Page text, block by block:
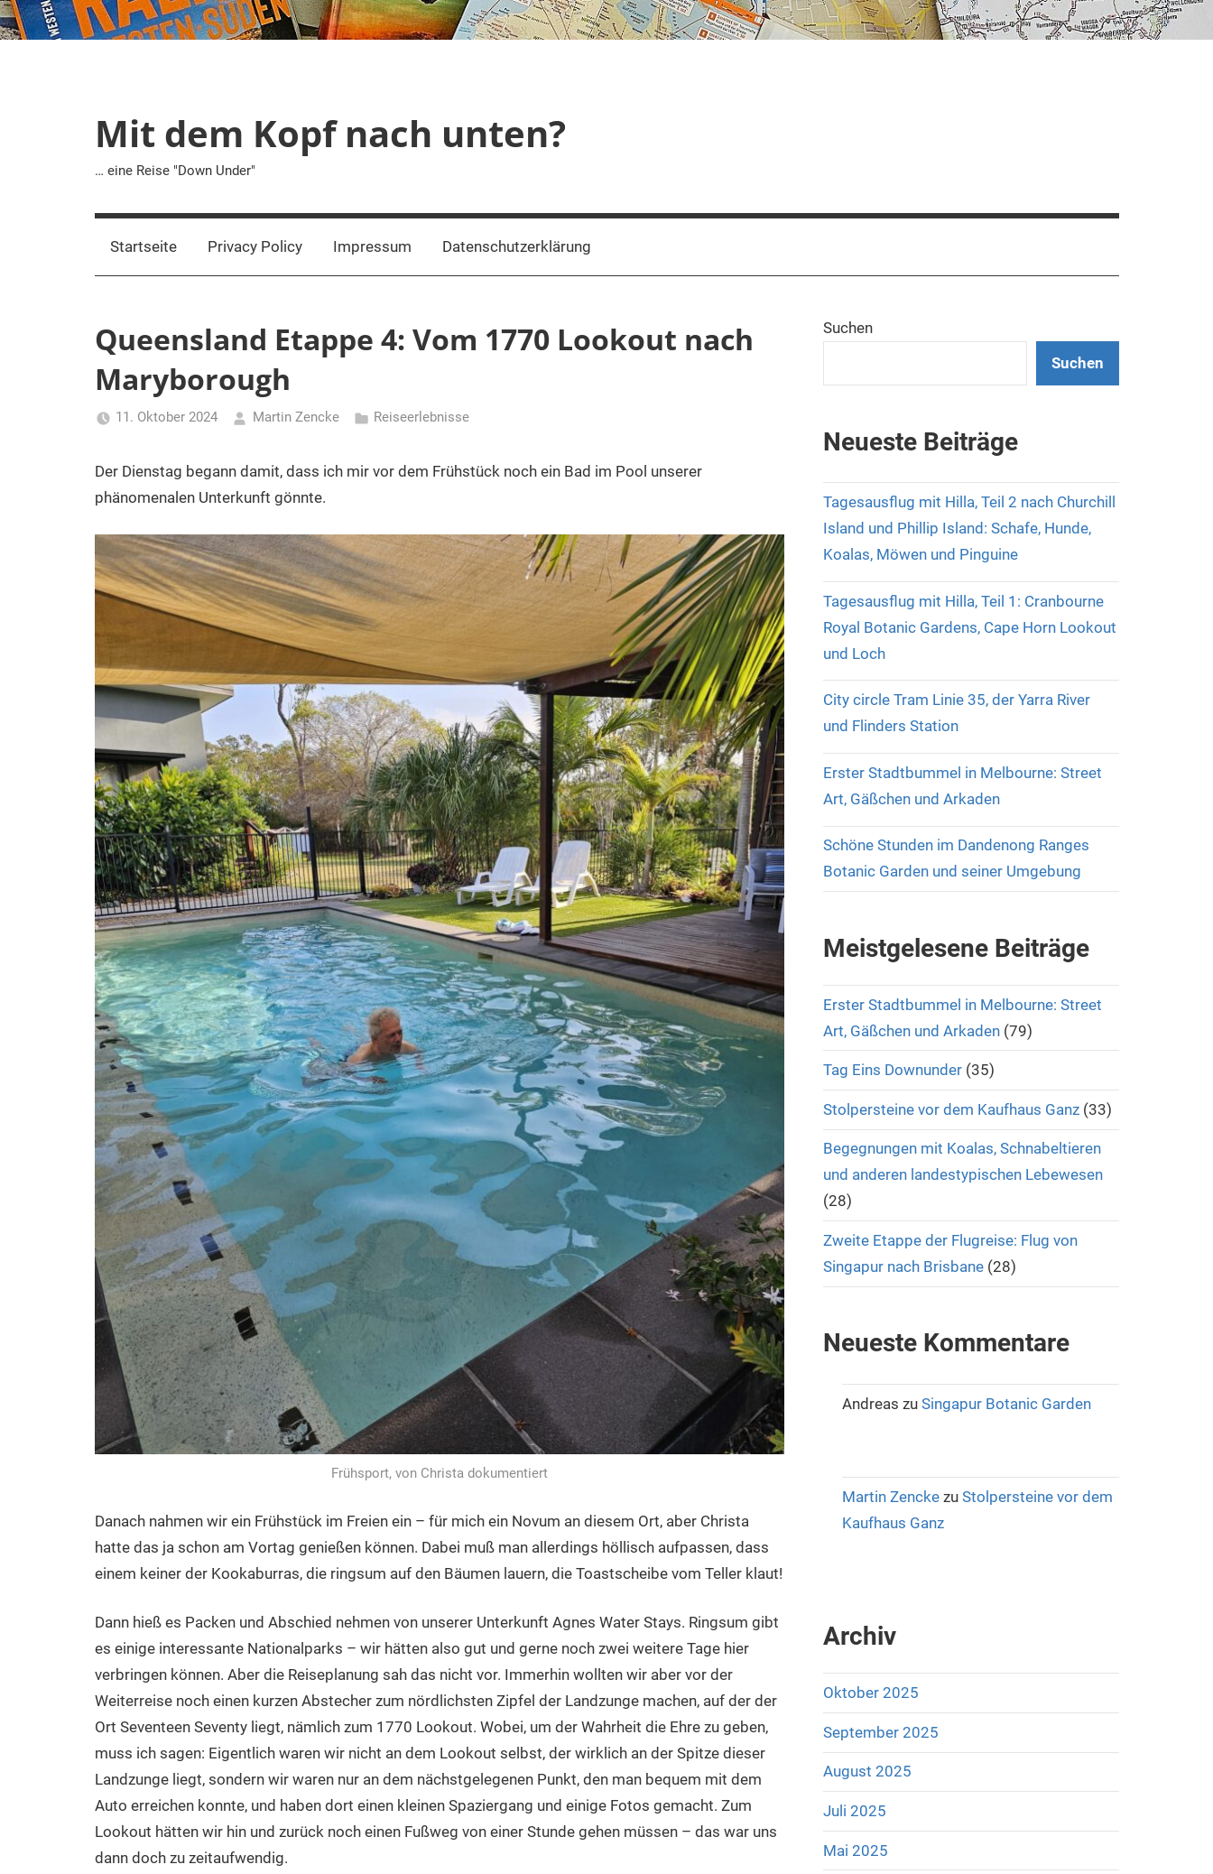
Mit dem Kopf nach unten?
… eine Reise "Down Under"
Startseite Privacy Policy Impressum Datenschutzerklärung
Queensland Etappe 4: Vom 1770 Lookout nach
Maryborough
11. Oktober 2024 Martin Zencke Reiseerlebnisse
Der Dienstag begann damit, dass ich mir vor dem Frühstück noch ein Bad im Pool unserer
phänomenalen Unterkunft gönnte.
Frühsport, von Christa dokumentiert
Danach nahmen wir ein Frühstück im Freien ein – für mich ein Novum an diesem Ort, aber Christa
hatte das ja schon am Vortag genießen können. Dabei muß man allerdings höllisch aufpassen, dass
einem keiner der Kookaburras, die ringsum auf den Bäumen lauern, die Toastscheibe vom Teller klaut!
Dann hieß es Packen und Abschied nehmen von unserer Unterkunft Agnes Water Stays. Ringsum gibt
es einige interessante Nationalparks – wir hätten also gut und gerne noch zwei weitere Tage hier
verbringen können. Aber die Reiseplanung sah das nicht vor. Immerhin wollten wir aber vor der
Weiterreise noch einen kurzen Abstecher zum nördlichsten Zipfel der Landzunge machen, auf der der
Ort Seventeen Seventy liegt, nämlich zum 1770 Lookout. Wobei, um der Wahrheit die Ehre zu geben,
muss ich sagen: Eigentlich waren wir nicht an dem Lookout selbst, der wirklich an der Spitze dieser
Landzunge liegt, sondern wir waren nur an dem nächstgelegenen Punkt, den man bequem mit dem
Auto erreichen konnte, und haben dort einen kleinen Spaziergang und einige Fotos gemacht. Zum
Lookout hätten wir hin und zurück noch einen Fußweg von einer Stunde gehen müssen – das war uns
dann doch zu zeitaufwendig.
Suchen
Suchen
Neueste Beiträge
Tagesausflug mit Hilla, Teil 2 nach Churchill
Island und Phillip Island: Schafe, Hunde,
Koalas, Möwen und Pinguine
Tagesausflug mit Hilla, Teil 1: Cranbourne
Royal Botanic Gardens, Cape Horn Lookout
und Loch
City circle Tram Linie 35, der Yarra River
und Flinders Station
Erster Stadtbummel in Melbourne: Street
Art, Gäßchen und Arkaden
Schöne Stunden im Dandenong Ranges
Botanic Garden und seiner Umgebung
Meistgelesene Beiträge
Erster Stadtbummel in Melbourne: Street
Art, Gäßchen und Arkaden (79)
Tag Eins Downunder (35)
Stolpersteine vor dem Kaufhaus Ganz (33)
Begegnungen mit Koalas, Schnabeltieren
und anderen landestypischen Lebewesen
(28)
Zweite Etappe der Flugreise: Flug von
Singapur nach Brisbane (28)
Neueste Kommentare
Andreas zu Singapur Botanic Garden
Martin Zencke zu Stolpersteine vor dem
Kaufhaus Ganz
Archiv
Oktober 2025
September 2025
August 2025
Juli 2025
Mai 2025